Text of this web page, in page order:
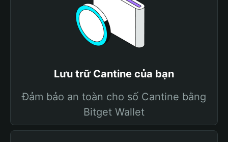
Lưu trữ Cantine của bạn
Đảm bảo an toàn cho số Cantine bằng
Bitget Wallet